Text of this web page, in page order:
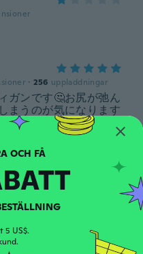
· 256 uppladdningar
ガンです🤔お尻が弛ん
まうのが気になります
ンなのかも知れません
PRENUMERERA OCH FÅ
5 US$.